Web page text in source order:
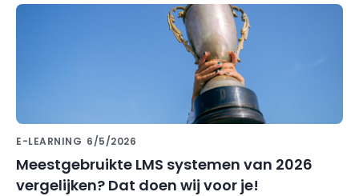
E-LEARNING 6/5/2026
Meestgebruikte LMS systemen van 2026
vergelijken? Dat doen wij voor je!